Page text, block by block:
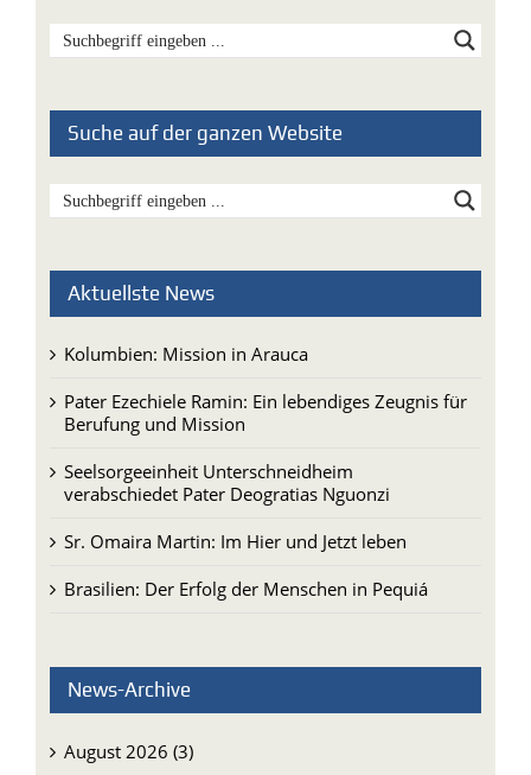
Suche auf der ganzen Website
Aktuellste News
Kolumbien: Mission in Arauca
Pater Ezechiele Ramin: Ein lebendiges Zeugnis für
Berufung und Mission
Seelsorgeeinheit Unterschneidheim
verabschiedet Pater Deogratias Nguonzi
Sr. Omaira Martin: Im Hier und Jetzt leben
Brasilien: Der Erfolg der Menschen in Pequiá
News-Archive
August 2026 (3)